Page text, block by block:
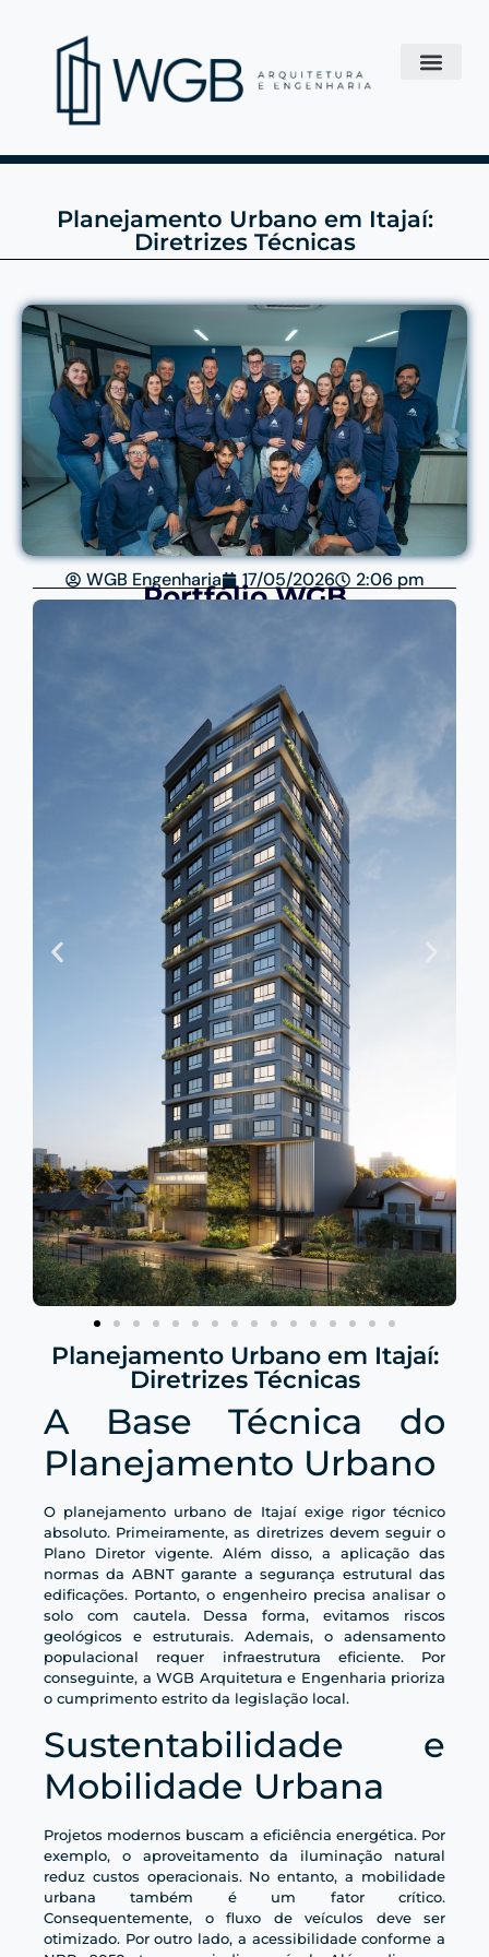
Planejamento Urbano em Itajaí:
Diretrizes Técnicas
WGB Engenharia 17/05/2026 2:06 pm
Portfólio WGB
Planejamento Urbano em Itajaí:
Diretrizes Técnicas
A Base Técnica do
Planejamento Urbano
O planejamento urbano de Itajaí exige rigor técnico
absoluto. Primeiramente, as diretrizes devem seguir o
Plano Diretor vigente. Além disso, a aplicação das
normas da ABNT garante a segurança estrutural das
edificações. Portanto, o engenheiro precisa analisar o
solo com cautela. Dessa forma, evitamos riscos
geológicos e estruturais. Ademais, o adensamento
populacional requer infraestrutura eficiente. Por
conseguinte, a WGB Arquitetura e Engenharia prioriza
o cumprimento estrito da legislação local.
Sustentabilidade e
Mobilidade Urbana
Projetos modernos buscam a eficiência energética. Por
exemplo, o aproveitamento da iluminação natural
reduz custos operacionais. No entanto, a mobilidade
urbana também é um fator crítico.
Consequentemente, o fluxo de veículos deve ser
otimizado. Por outro lado, a acessibilidade conforme a